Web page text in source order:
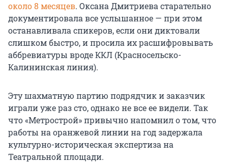
около 8 месяцев. Оксана Дмитриева старательно
документировала все услышанное — при этом
останавливала спикеров, если они диктовали
слишком быстро, и просила их расшифровывать
аббревиатуры вроде ККЛ (Красносельско-
Калининская линия).
Эту шахматную партию подрядчик и заказчик
играли уже раз сто, однако не все ее видели. Так
что «Метрострой» привычно напомнил о том, что
работы на оранжевой линии на год задержала
культурно-историческая экспертиза на
Театральной площади.